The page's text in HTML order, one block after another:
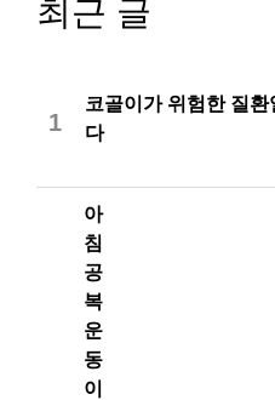
최근 글
1
코골이가 위험한 질환
다
아
침
공
복
운
동
이